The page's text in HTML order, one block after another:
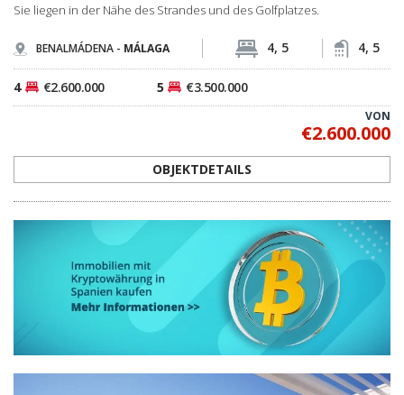
Sie liegen in der Nähe des Strandes und des Golfplatzes.
BENALMÁDENA - MÁLAGA 4, 5 4, 5
4 €2.600.000 5 €3.500.000
VON
€2.600.000
OBJEKTDETAILS